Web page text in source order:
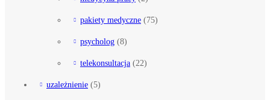
pakiety medyczne (75)
psycholog (8)
telekonsultacja (22)
uzależnienie (5)